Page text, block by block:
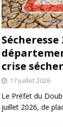
Sécheresse
crise
17 juillet 2026
Le Préfet du
juillet 2026, de